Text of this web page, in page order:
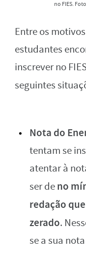
no FIES.
Entre os
estudantes
inscrever no
seguintes
Nota do
tentam se
atentar à
ser deno
redação
zerado.
se a sua